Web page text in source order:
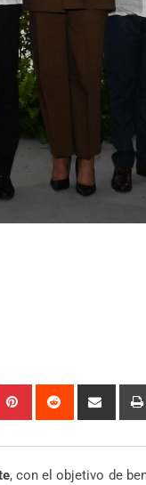
Pinterest Reddit
Share
, con el objetivo de